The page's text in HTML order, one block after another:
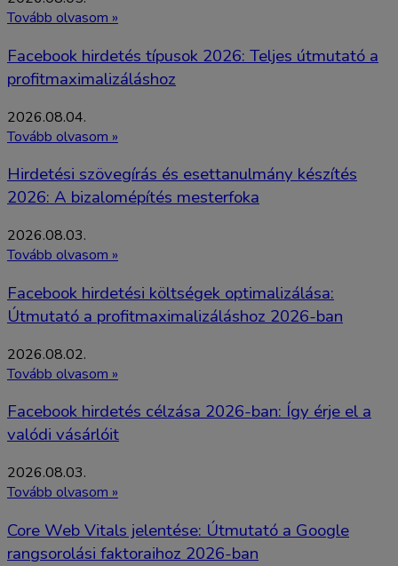
Tovább olvasom »
Facebook hirdetés típusok 2026: Teljes útmutató a
profitmaximalizáláshoz
2026.08.04.
Tovább olvasom »
Hirdetési szövegírás és esettanulmány készítés
2026: A bizalomépítés mesterfoka
2026.08.03.
Tovább olvasom »
Facebook hirdetési költségek optimalizálása:
Útmutató a profitmaximalizáláshoz 2026-ban
2026.08.02.
Tovább olvasom »
Facebook hirdetés célzása 2026-ban: Így érje el a
valódi vásárlóit
2026.08.03.
Tovább olvasom »
Core Web Vitals jelentése: Útmutató a Google
rangsorolási faktoraihoz 2026-ban